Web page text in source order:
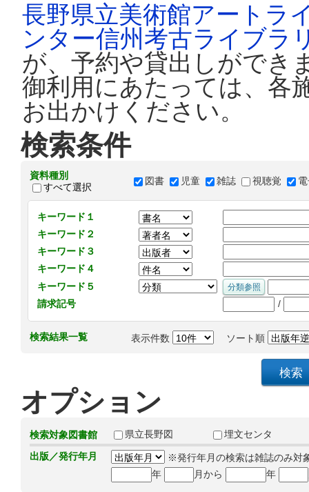
長野県立美術館アートラ
ンター信州考古ライブラ
が、予約や貸出しができ
御利用にあたっては、各
お出かけください。
検索条件
資料種別
すべて選択
図書 児童 雑誌 視聴覚
キーワード１
キーワード２
キーワード３
キーワード４
キーワード５
請求記号
/
検索結果一覧 表示件数 ソート順
オプション
検索対象図書館 県立長野図
埋文センタ
出版／発行年月
※発行年月の検索は雑誌のみ対
年
月から 年